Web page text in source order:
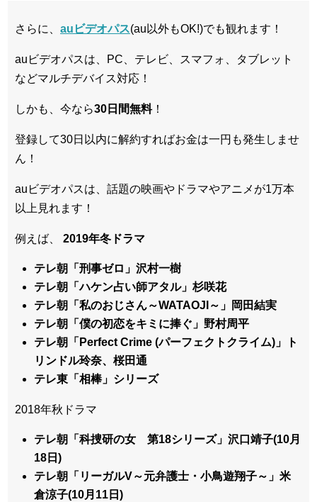
さらに、 auビデオパス(au以外もOK!)でも観れます！
auビデオパスは、PC、テレビ、スマフォ、タブレット
などマルチデバイス対応！
しかも、今なら30日間無料！
登録して30日以内に解約すればお金は一円も発生しませ
ん！
auビデオパスは、話題の映画やドラマやアニメが1万本
以上見れます！
例えば、 2019年冬ドラマ
テレ朝「刑事ゼロ」沢村一樹
テレ朝「ハケン占い師アタル」杉咲花
テレ朝「私のおじさん～WATAOJI～」岡田結実
テレ朝「僕の初恋をキミに捧ぐ」野村周平
テレ朝「Perfect Crime (パーフェクトクライム)」ト
リンドル玲奈、桜田通
テレ東「相棒」シリーズ
2018年秋ドラマ
テレ朝「科捜研の女 第18シリーズ」沢口靖子(10月
18日)
テレ朝「リーガルV～元弁護士・小鳥遊翔子～」米
倉涼子(10月11日)